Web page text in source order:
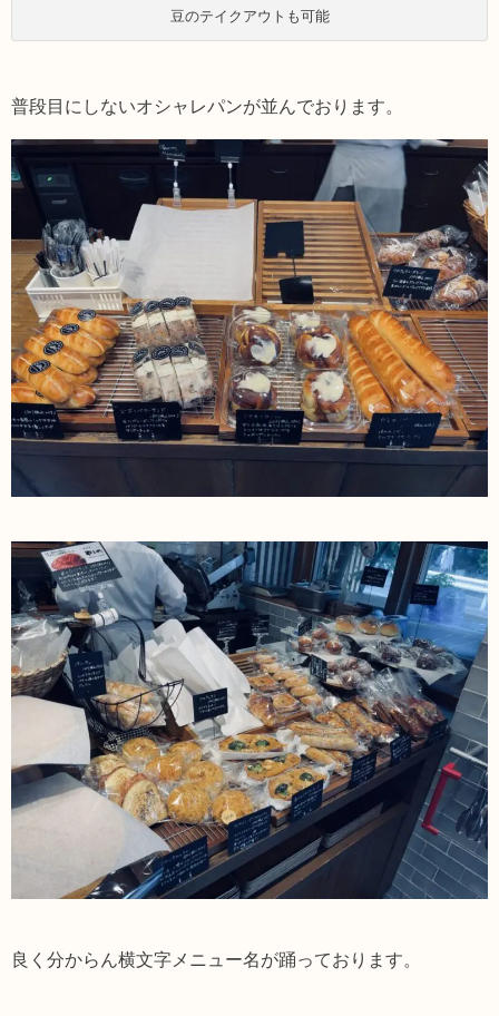
豆のテイクアウトも可能
普段目にしないオシャレパンが並んでおります。
良く分からん横文字メニュー名が踊っております。